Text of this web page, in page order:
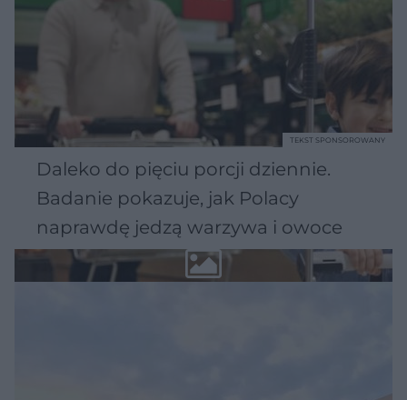
Daleko do pięciu porcji dziennie.
Badanie pokazuje, jak Polacy
naprawdę jedzą warzywa i owoce
TEKST SPONSOROWANY